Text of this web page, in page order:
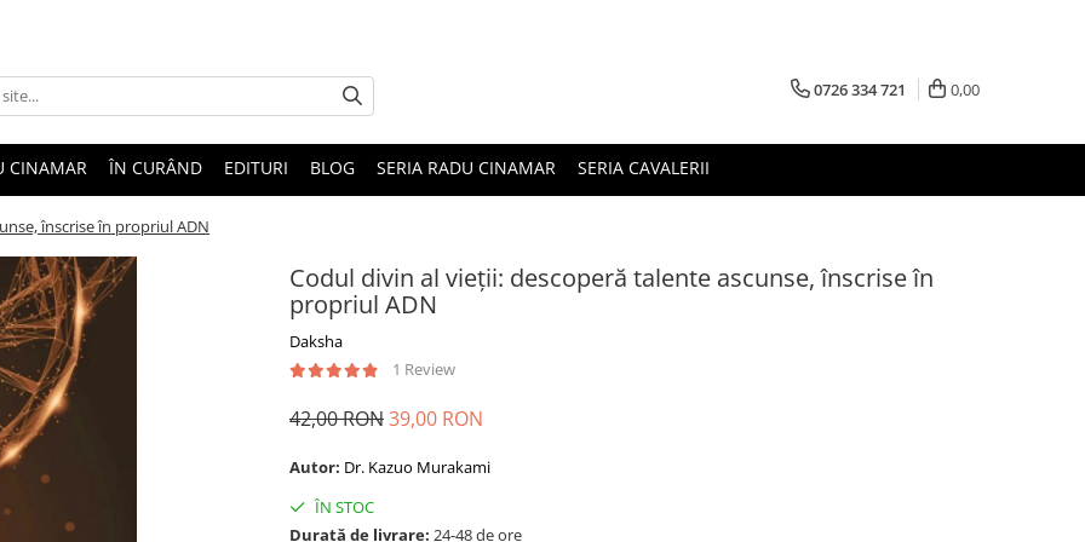
0726 334 721 0,00
CINAMAR ÎN CURÂND EDITURI BLOG SERIA RADU CINAMAR SERIA CAVALERII
înscrise în propriul ADN
Codul divin al vieții: descoperă talente ascunse, înscrise în
propriul ADN
Daksha
1 Review
42,00 RON39,00 RON
Autor: Dr. Kazuo Murakami
ÎN STOC
Durată de livrare: 24-48 de ore